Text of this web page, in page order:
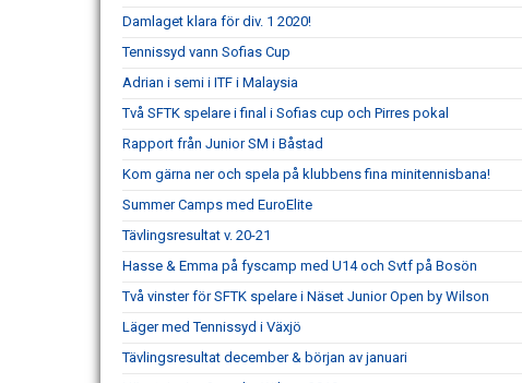
Damlaget klara för div. 1 2020!
Tennissyd vann Sofias Cup
Adrian i semi i ITF i Malaysia
Två SFTK spelare i final i Sofias cup och Pirres pokal
Rapport från Junior SM i Båstad
Kom gärna ner och spela på klubbens fina minitennisbana!
Summer Camps med EuroElite
Tävlingsresultat v. 20-21
Hasse & Emma på fyscamp med U14 och Svtf på Bosön
Två vinster för SFTK spelare i Näset Junior Open by Wilson
Läger med Tennissyd i Växjö
Tävlingsresultat december & början av januari